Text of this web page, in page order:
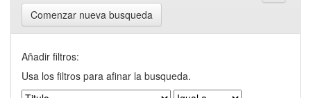
Comenzar nueva busqueda
Añadir filtros:
Usa los filtros para afinar la busqueda.